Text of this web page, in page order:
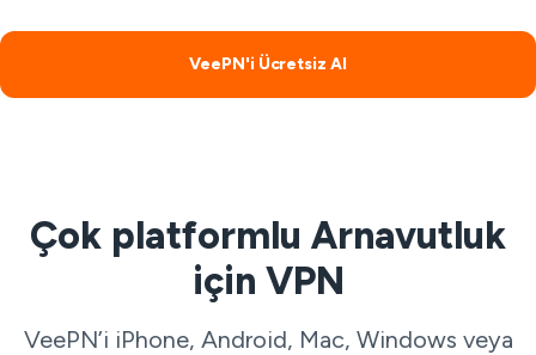
VeePN'i Ücretsiz Al
Çok platformlu Arnavutluk
için VPN
VeePN’i iPhone, Android, Mac, Windows veya